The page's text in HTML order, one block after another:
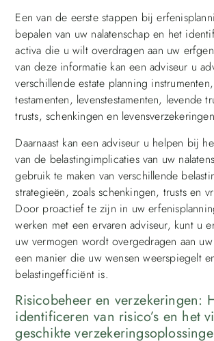
Een van de eerste stappen bij
bepalen van uw nalatenschap en het
activa die u wilt overdragen aan uw
van deze informatie kan een adviseur u
verschillende estate planning
testamenten, levenstestamenten, levende
trusts, schenkingen en
Daarnaast kan een adviseur u helpen bij
van de belastingimplicaties van uw
gebruik te maken van verschillende
strategieën, zoals schenkingen, trusts en
Door proactief te zijn in uw
werken met een ervaren adviseur, kunt u
uw vermogen wordt overgedragen aan
een manier die uw wensen weerspiegelt
belastingefficiënt is.
Risicobeheer en verzekeringen:
identificeren van risico’s en het
geschikte